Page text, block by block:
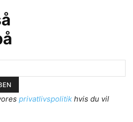
privatlivspolitik hvis du vil